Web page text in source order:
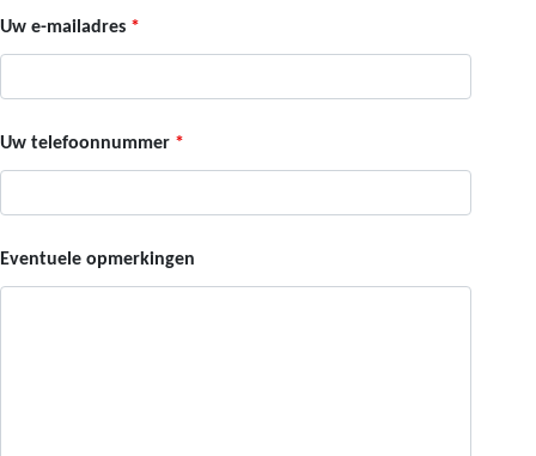
Uw e-mailadres *
Uw telefoonnummer *
Eventuele opmerkingen